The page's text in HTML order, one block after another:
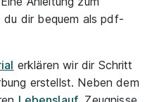
dir bequem als pdf-
erklären wir dir Schritt
erstellst. Neben dem